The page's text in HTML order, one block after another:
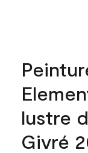
lustre
Givré